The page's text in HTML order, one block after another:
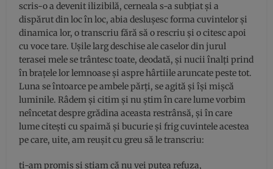
scris-o a devenit ilizibilă, cerneala s-a subțiat și a
dispărut din loc în loc, abia deslușesc forma cuvintelor și
dinamica lor, o transcriu fără să o rescriu și o citesc apoi
cu voce tare. Ușile larg deschise ale caselor din jurul
terasei mele se trântesc toate, deodată, și nucii înalți prind
în brațele lor lemnoase și aspre hârtiile aruncate peste tot.
Luna se întoarce pe ambele părți, se agită și își mișcă
luminile. Râdem și citim și nu știm în care lume vorbim
neîncetat despre grădina aceasta restrânsă, și în care
lume citești cu spaimă și bucurie și frig cuvintele acestea
pe care, uite, am reușit cu greu să le transcriu:
ți-am promis și știam că nu vei putea refuza,